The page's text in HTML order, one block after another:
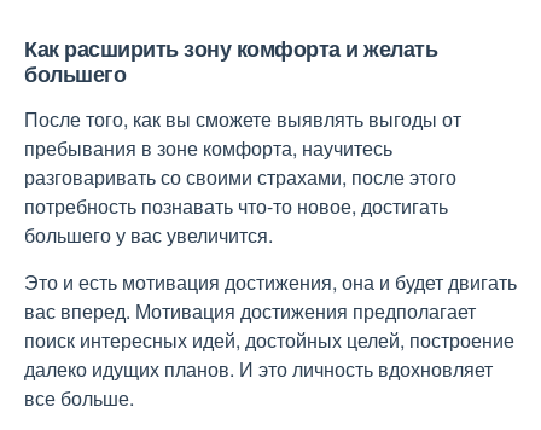
Как расширить зону комфорта и желать
большего
После того, как вы сможете выявлять выгоды от
пребывания в зоне комфорта, научитесь
разговаривать со своими страхами, после этого
потребность познавать что-то новое, достигать
большего у вас увеличится.
Это и есть мотивация достижения, она и будет двигать
вас вперед. Мотивация достижения предполагает
поиск интересных идей, достойных целей, построение
далеко идущих планов. И это личность вдохновляет
все больше.